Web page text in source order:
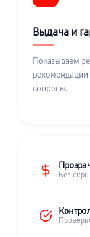
Выдача и
Показываем
рекомендации
вопросы.
Без